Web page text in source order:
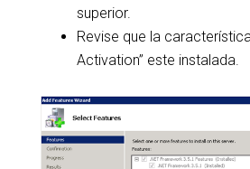
superior.
Revise que la
Activation” este instalada.